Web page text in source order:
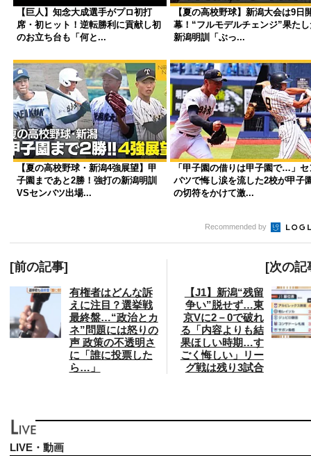
【巨人】知念大成選手がプロ初打
席・初ヒット！逆転勝利に貢献し初
のお立ち台も「何と...
【夏の高校野球】新潟大会は9日
幕！“フルモデルチェンジ”果た
新潟明訓「ぶっ...
【夏の高校野球・新潟4強展望】甲
子園まであと2勝！強打の新潟明訓
VSセンバツ出場...
「甲子園の借りは甲子園で…」セ
バツで悔し涙を流した2校が甲子
の切符をかけて激...
Recommended by
[前の記事]
有権者はどんな訴
えに注目？選挙戦
最終盤…“政治とカ
ネ”問題には怒りの
声 政策の不透明さ
に「誰に投票した
ら…」
[次の記
【J1】新潟“残留
争い”脱せず…東
京Vに2－0で破れ
る「内容よりも結
果ほしい時期…す
ごく悔しい」リー
グ戦は残り3試合
LIVE・動画